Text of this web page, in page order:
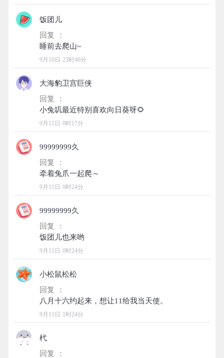
饭团儿
回复 ：
9月10日 23时46分
大海豹卫宫巨侠
回复 ：
9月11日 0时17分
99999999久
回复 ：
9月11日 0时24分
99999999久
回复 ：
9月11日 0时24分
小松鼠松松
回复 ：
9月11日 1时24分
杙
回复 ：